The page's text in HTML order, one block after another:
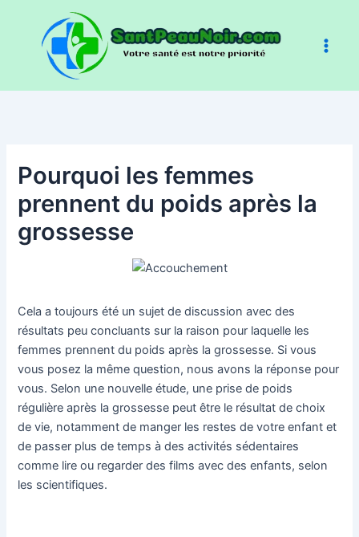
contenu
Pourquoi les femmes
prennent du poids après la
grossesse
Cela a toujours été un sujet de discussion avec des
résultats peu concluants sur la raison pour laquelle les
femmes prennent du poids après la grossesse. Si vous
vous posez la même question, nous avons la réponse pour
vous. Selon une nouvelle étude, une prise de poids
régulière après la grossesse peut être le résultat de choix
de vie, notamment de manger les restes de votre enfant et
de passer plus de temps à des activités sédentaires
comme lire ou regarder des films avec des enfants, selon
les scientifiques.